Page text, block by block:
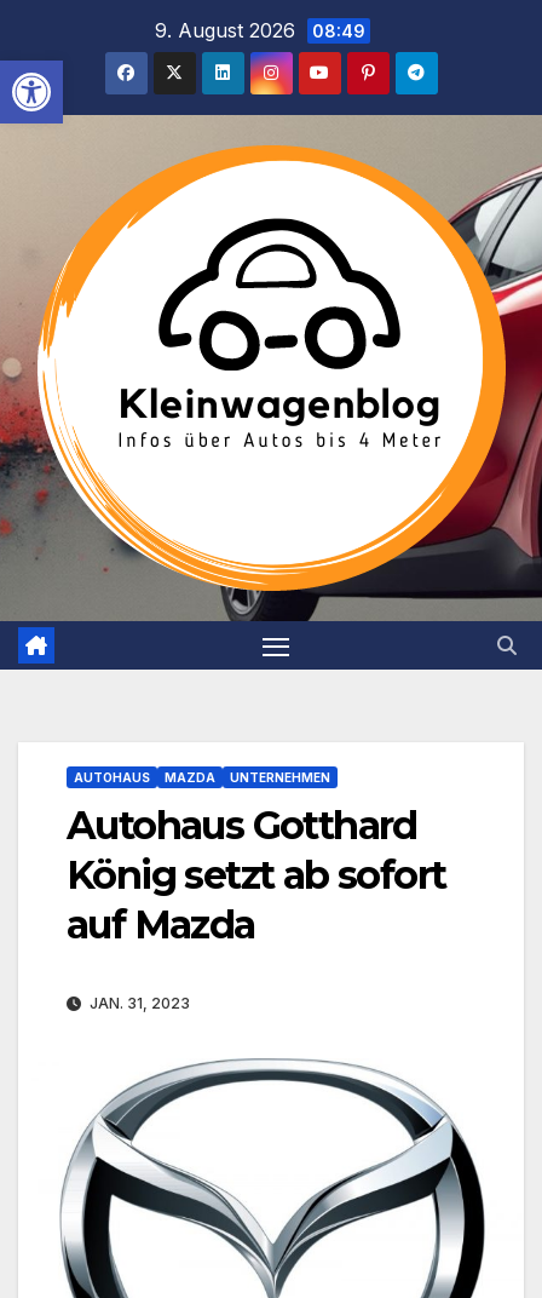
Werkzeugleiste öffnen
springen
9. August 2026 08:49
AUTOHAUS MAZDA UNTERNEHMEN
Autohaus Gotthard
König setzt ab sofort
auf Mazda
JAN. 31, 2023